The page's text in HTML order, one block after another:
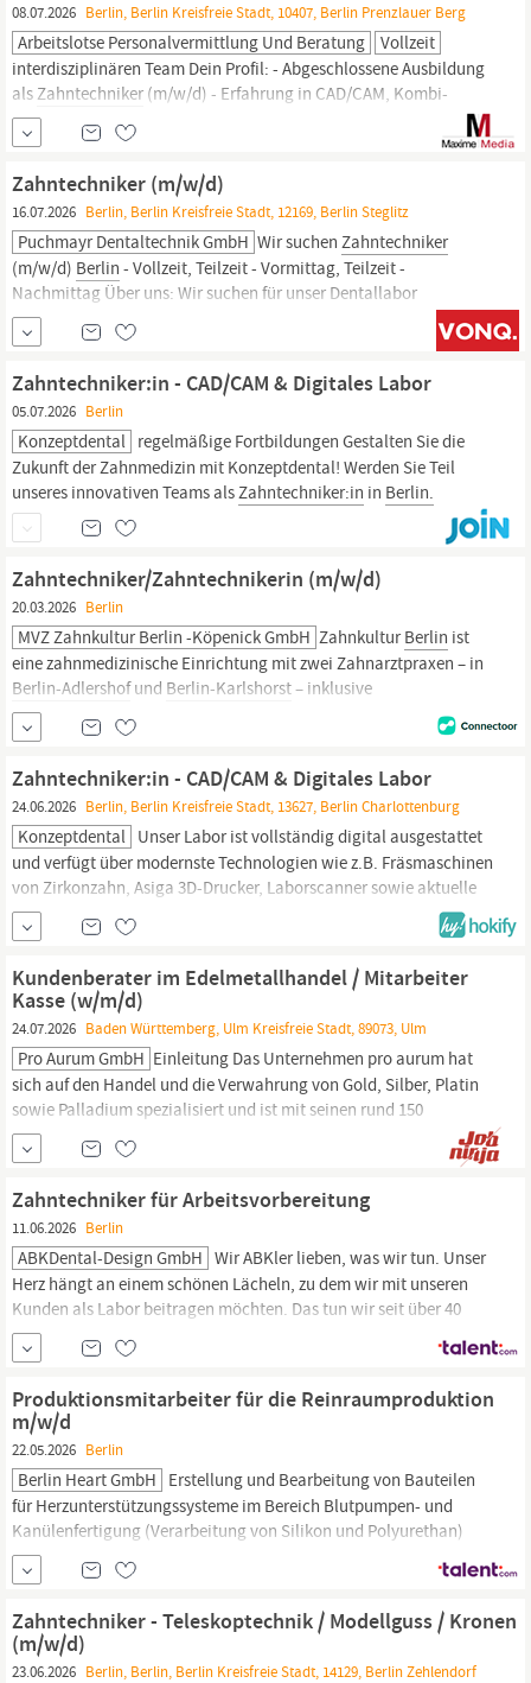
08.07.2026 Berlin, Berlin Kreisfreie Stadt, 10407, Berlin Prenzlauer Berg
Arbeitslotse Personalvermittlung Und Beratung
Vollzeit
interdisziplinären Team Dein Profil: - Abgeschlossene Ausbildung
als Zahntechniker (m/w/d) - Erfahrung in CAD/CAM, Kombi-
Technik und Modellguss - Hoher Qualitätsanspruch und Freude
an präziser Arbeit - Eigenverantwortliche, sorgfältige
Arbeitsweise - Wunsch nach fachlicher Weiterentwicklung Deine
Vorteile: - Modern ausgestattetes Arbeitsumfeld im Herzen von
Berlin-
Zahntechniker (m/w/d)
16.07.2026 Berlin, Berlin Kreisfreie Stadt, 12169, Berlin Steglitz
Puchmayr Dentaltechnik GmbH Wir suchen Zahntechniker
(m/w/d) Berlin - Vollzeit, Teilzeit - Vormittag, Teilzeit -
Nachmittag Über uns: Wir suchen für unser Dentallabor
Puchmayr Dentaltechnik GmbH in
zum nächstmöglichen
Zeitpunkt einenZahntechniker
(m/w/d) in Voll- oder Teilzeit.
Innovativ, modern und freundlich – so erleben...
Zahntechniker:in - CAD/CAM & Digitales Labor
05.07.2026 Berlin
Konzeptdental regelmäßige Fortbildungen Gestalten Sie die
Zukunft der Zahnmedizin mit Konzeptdental! Werden Sie Teil
unseres innovativen Teams alsZahntechniker:in in Berlin.
Zahntechniker/Zahntechnikerin (m/w/d)
20.03.2026 Berlin
MVZ Zahnkultur Berlin -Köpenick GmbH ZahnkulturBerlin ist
eine zahnmedizinische Einrichtung mit zwei Zahnarztpraxen – in
Berlin-Adlershofund Berlin-Karlshorst– inklusive
Kieferorthopädie sowie einem eigenen Dentallabor. Wir sind ein
großes, aber familiäres Team. Bei uns ist es nebensächlich, woher
man kommt, gemeinsam verfolgen wir ein Ziel: alles für...
Zahntechniker:in - CAD/CAM & Digitales Labor
24.06.2026 Berlin, Berlin Kreisfreie Stadt, 13627, Berlin Charlottenburg
Konzeptdental Unser Labor ist vollständig digital ausgestattet
und verfügt über modernste Technologien wie z.B. Fräsmaschinen
von Zirkonzahn, Asiga 3D-Drucker, Laborscanner sowie aktuelle
CAD/CAM-Softwarelösungen. Zur Verstärkung unseres Teams
suchen wir eine engagierte
mit Erfahrung im digitalen Workflow.
Kundenberater im Edelmetallhandel / Mitarbeiter
Kasse (w/m/d)
24.07.2026 Baden Württemberg, Ulm Kreisfreie Stadt, 89073, Ulm
Pro Aurum GmbH Einleitung Das Unternehmen pro aurum hat
sich auf den Handel und die Verwahrung von Gold, Silber, Platin
sowie Palladium spezialisiert und ist mit seinen rund 150
Mitarbeitern einer der Marktführer im deutschsprachigen Raum.
Unser Hauptsitz ist das „Goldhaus“ in München; weitere Filialen
Zahntechniker für Arbeitsvorbereitung
11.06.2026 Berlin
ABKDental-Design GmbH Wir ABKler lieben, was wir tun. Unser
Herz hängt an einem schönen Lächeln, zu dem wir mit unseren
Kunden als Labor beitragen möchten. Das tun wir seit über 40
Jahren in
Berlin-Halensee
zukunftsweisender Technik und einem 10-köpfigen Team von
Produktionsmitarbeiter für die Reinraumproduktion
m/w/d
22.05.2026 Berlin
Berlin Heart GmbH Erstellung und Bearbeitung von Bauteilen
für Herzunterstützungssysteme im Bereich Blutpumpen- und
Kanülenfertigung (Verarbeitung von Silikon und Polyurethan)
Fertigung zum Teil unter mikroskopischer Betrachtung
Dokumentation der Arbeitstätigkeit nach QM-Richtlinien DAS
Zahntechniker:in,
Uhrmacher:in,...
Zahntechniker - Teleskoptechnik / Modellguss / Kronen
(m/w/d)
23.06.2026 Berlin, Berlin, Berlin Kreisfreie Stadt, 14129, Berlin Zehlendorf